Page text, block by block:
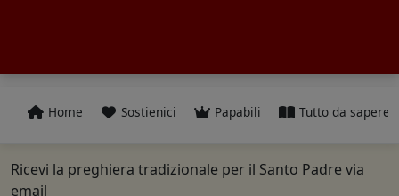
Home Sostienici Papabili Tutto da sapere
Ricevi la preghiera tradizionale per il Santo Padre via
email